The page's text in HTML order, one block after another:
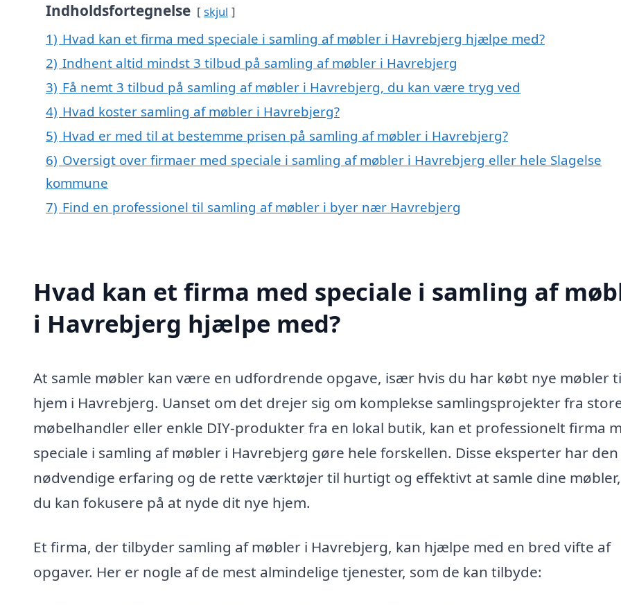
Indholdsfortegnelse skjul
1) Hvad kan et firma med speciale i samling af møbler i Havrebjerg hjælpe med?
2) Indhent altid mindst 3 tilbud på samling af møbler i Havrebjerg
3) Få nemt 3 tilbud på samling af møbler i Havrebjerg, du kan være tryg ved
4) Hvad koster samling af møbler i Havrebjerg?
5) Hvad er med til at bestemme prisen på samling af møbler i Havrebjerg?
6) Oversigt over firmaer med speciale i samling af møbler i Havrebjerg eller hele Slagelse
kommune
7) Find en professionel til samling af møbler i byer nær Havrebjerg
Hvad kan et firma med speciale i samling af
i Havrebjerg hjælpe med?
At samle møbler kan være en udfordrende opgave, især hvis du har købt nye møbler
hjem i Havrebjerg. Uanset om det drejer sig om komplekse samlingsprojekter fra
møbelhandler eller enkle DIY-produkter fra en lokal butik, kan et professionelt firma
speciale i samling af møbler i Havrebjerg gøre hele forskellen. Disse eksperter har den
nødvendige erfaring og de rette værktøjer til hurtigt og effektivt at samle dine
du kan fokusere på at nyde dit nye hjem.
Et firma, der tilbyder samling af møbler i Havrebjerg, kan hjælpe med en bred vifte af
opgaver. Her er nogle af de mest almindelige tjenester, som de kan tilbyde: